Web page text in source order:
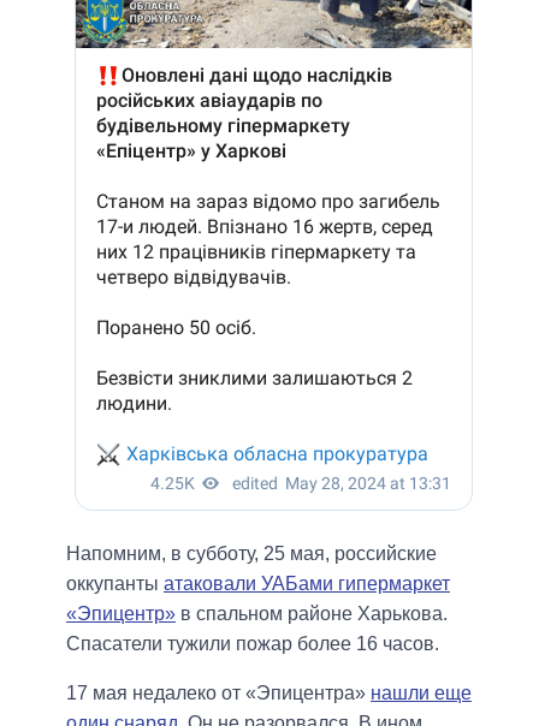
Напомним, в субботу, 25 мая, российские
оккупанты атаковали УАБами гипермаркет
«Эпицентр» в спальном районе Харькова.
Спасатели тужили пожар более 16 часов.
17 мая недалеко от «Эпицентра» нашли еще